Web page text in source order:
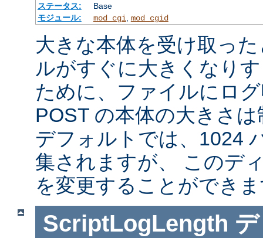
ステータス:
Base
モジュール:
mod_cgi mod_cgid
大きな本体を受け取っ
ルがすぐに大きくなり
ために、ファイルにロ
POST の本体の大きさ
デフォルトでは、1024
集されますが、 このデ
を変更することができ
ScriptLogLength